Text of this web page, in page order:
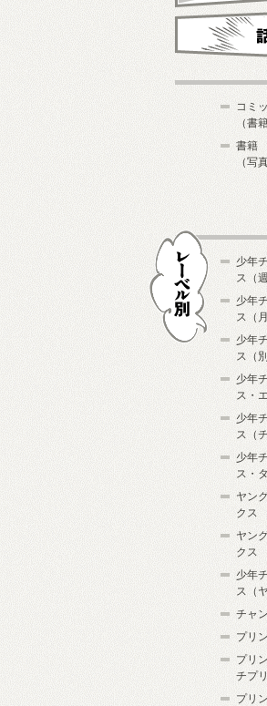
これから発売予定
コミ
（書
書籍
（写
少年
ス（
少年
ス（
少年
ス（
少年
ス・
少年
ス（
少年
ス・
ヤン
クス
ヤン
クス
少年
ス（
チャ
プリ
プリ
チプリ
プリ